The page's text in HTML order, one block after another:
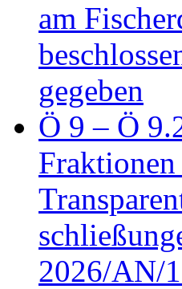
am
gegeben
Ö 9 – Ö
2026/AN/